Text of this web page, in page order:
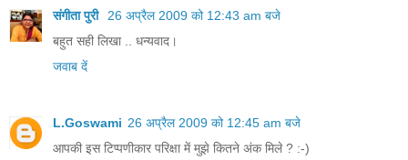
संगीता पुरी
26 अप्रैल 2009 को 12:43 am बजे
बहुत सही लिखा .. धन्‍यवाद।
जवाब दें
L.Goswami 26 अप्रैल 2009 को 12:45 am बजे
आपकी इस टिप्पणीकार परिक्षा में मुझे कितने अंक मिले ? :-)